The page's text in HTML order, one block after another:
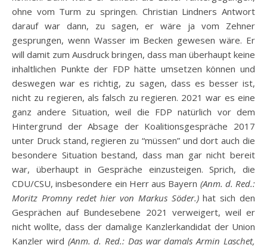
ohne vom Turm zu springen. Christian Lindners Antwort
darauf war dann, zu sagen, er wäre ja vom Zehner
gesprungen, wenn Wasser im Becken gewesen wäre. Er
will damit zum Ausdruck bringen, dass man überhaupt keine
inhaltlichen Punkte der FDP hätte umsetzen können und
deswegen war es richtig, zu sagen, dass es besser ist,
nicht zu regieren, als falsch zu regieren. 2021 war es eine
ganz andere Situation, weil die FDP natürlich vor dem
Hintergrund der Absage der Koalitionsgespräche 2017
unter Druck stand, regieren zu “müssen” und dort auch die
besondere Situation bestand, dass man gar nicht bereit
war, überhaupt in Gespräche einzusteigen. Sprich, die
CDU/CSU, insbesondere ein Herr aus Bayern (Anm. d. Red.:
Moritz Promny redet hier von Markus Söder.)hat sich den
Gesprächen auf Bundesebene 2021 verweigert, weil er
nicht wollte, dass der damalige Kanzlerkandidat der Union
Kanzler wird (Anm. d. Red.: Das war damals Armin Laschet,